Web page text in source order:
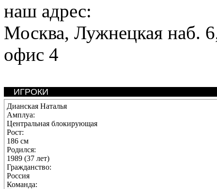
наш адрес:
Москва, Лужнецкая наб.
офис 4
ИГРОКИ
Дианская Наталья
Амплуа:
Центральная блокирующая
Рост:
186 см
Родился:
1989 (37 лет)
Гражданство:
Россия
Команда: